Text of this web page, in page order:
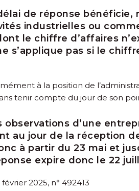
de réponse bénéficie,
industrielles ou
le chiffre d’affaires
s’applique pas si le
à la position de
tenir compte du jour de son
observations d’une
au jour de la réception
à partir du 23 mai et
expire donc le 22
février 2025, n° 492413